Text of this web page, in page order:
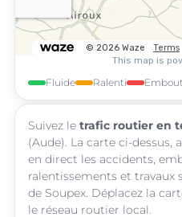
Fluide Ralenti
Suivez le trafic routier en
(Aude). La carte ci-dessus,
en direct les accidents,
ralentissements et travaux
de Soupex. Déplacez la
le réseau routier local.